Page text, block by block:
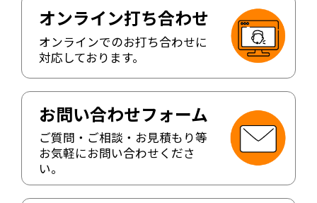
オンライン打ち合わせ
オンラインでのお打ち合わせに
対応しております。
お問い合わせフォーム
ご質問・ご相談・お見積もり等
お気軽にお問い合わせくださ
い。